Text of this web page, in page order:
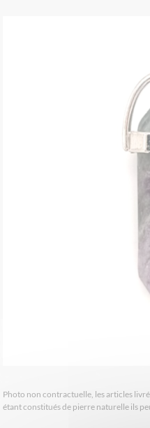
Photo non contractuelle, les articles
étant constitués de pierre naturelle ils